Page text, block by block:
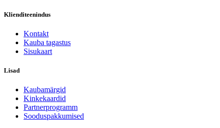
Klienditeenindus
Kontakt
Kauba tagastus
Sisukaart
Lisad
Kaubamärgid
Kinkekaardid
Partnerprogramm
Sooduspakkumised